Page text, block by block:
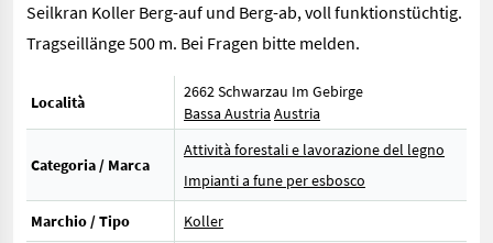
Seilkran Koller Berg-auf und Berg-ab, voll funktionstüchtig.
Tragseillänge 500 m. Bei Fragen bitte melden.
Località
2662 Schwarzau Im Gebirge
Bassa Austria Austria
Categoria / Marca
Attività forestali e lavorazione del legno
Impianti a fune per esbosco
Marchio / Tipo
Koller